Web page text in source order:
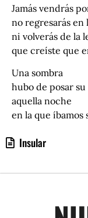
Insular
Jamás vendrás
no regresarás en
ni volverás de la
que creíste que
Una sombra
hubo de posar
aquella noche
en la que íbamos